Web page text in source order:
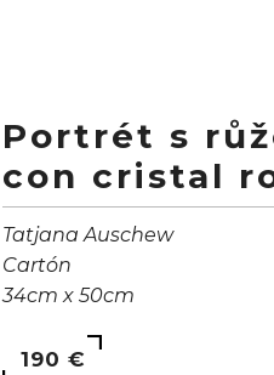
Portrét s
con cristal
Tatjana Auschew
Cartón
34cm x 50cm
190 €